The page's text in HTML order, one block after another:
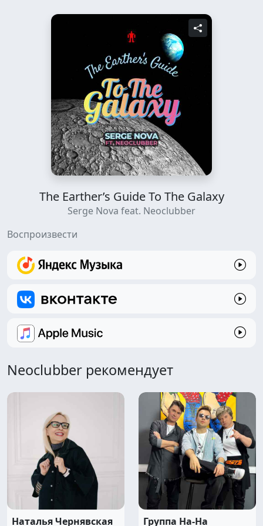
The Earther’s Guide To The Galaxy
Serge Nova feat. Neoclubber
Воспроизвести
Neoclubber рекомендует
Наталья Чернявская Группа На-На